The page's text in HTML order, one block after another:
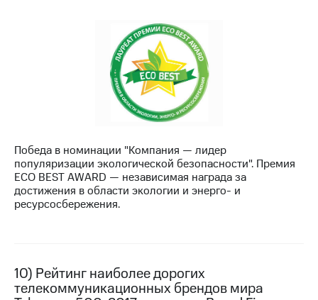
Победа в номинации "Компания — лидер
популяризации экологической безопасности". Премия
ECO BEST AWARD — независимая награда за
достижения в области экологии и энерго- и
ресурсосбережения.
10) Рейтинг наиболее дорогих
телекоммуникационных брендов мира